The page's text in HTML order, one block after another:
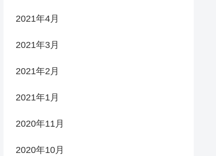
2021年4月
2021年3月
2021年2月
2021年1月
2020年11月
2020年10月